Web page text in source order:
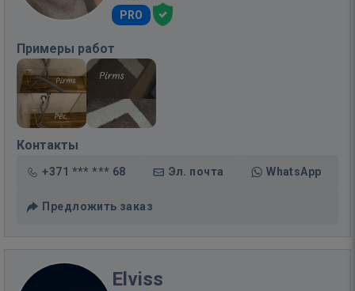
PRO
Примеры работ
Контакты
+371 *** *** 68 Эл. почта WhatsApp
Предложить заказ
Elviss